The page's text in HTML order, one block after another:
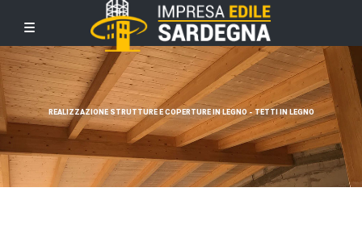
REALIZZAZIONE STRUTTURE E COPERTURE IN LEGNO - TETTI IN LEGNO